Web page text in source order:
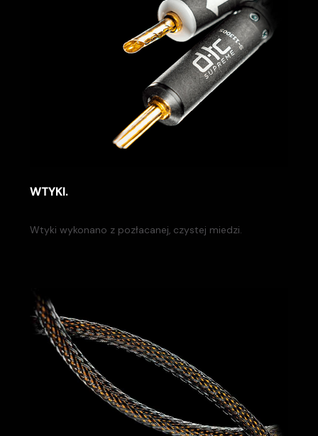
WTYKI.
Wtyki wykonano z pozłacanej, czystej miedzi.